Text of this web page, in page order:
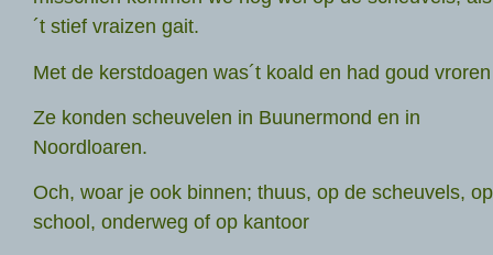
´t stief vraizen gait.
Met de kerstdoagen was´t koald en had goud vroren
Ze konden scheuvelen in Buunermond en in
Noordloaren.
Och, woar je ook binnen; thuus, op de scheuvels, op
school, onderweg of op kantoor